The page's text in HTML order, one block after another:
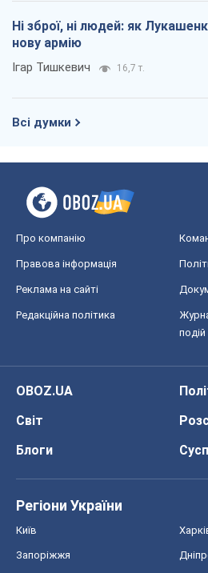
Ні зброї, ні людей: як
нову армію
Ігар Тишкевич 16,7 т.
Всі думки
Про компанію
Правова інформація
Реклама на сайті
Редакційна політика
подій
OBOZ.UA
Світ
Блоги
Регіони України
Київ
Запоріжжя